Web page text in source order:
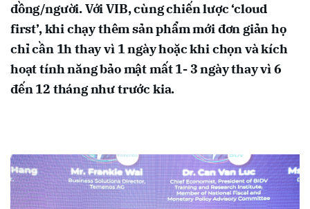
đồng/người. Với VIB, cùng chiến lược ‘cloud
first’, khi chạy thêm sản phẩm mới đơn giản họ
chỉ cần 1h thay vì 1 ngày hoặc khi chọn và kích
hoạt tính năng bảo mật mất 1- 3 ngày thay vì 6
đến 12 tháng như trước kia.